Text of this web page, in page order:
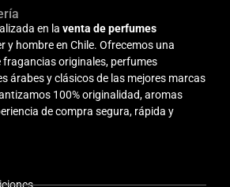
en la venta de perfumes
y hombre en Chile. Ofrecemos una
fragancias originales, perfumes
árabes y clásicos de las mejores marcas
100% originalidad, aromas
de compra segura, rápida y